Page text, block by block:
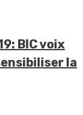
BIC voix
la